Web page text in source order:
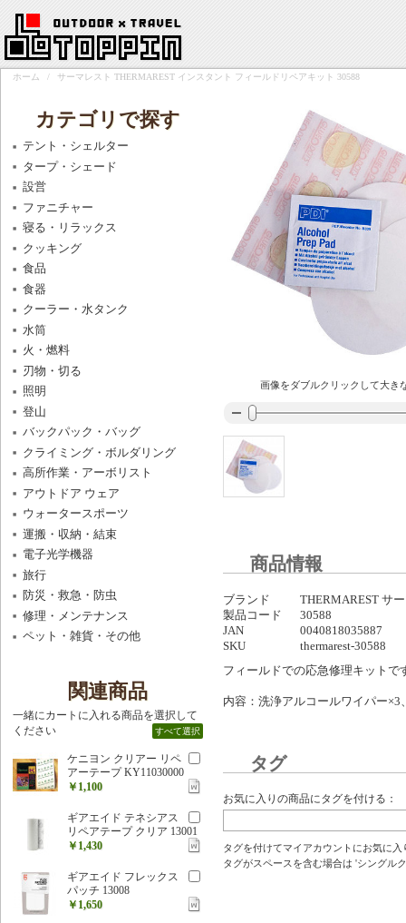
ホーム / サーマレスト THERMAREST インスタント フィールドリペアキット 30588
画像をダブルクリックして大き
商品情報
ブランド
THERMAREST サ
製品コード
30588
JAN
0040818035887
SKU
thermarest-30588
フィールドでの応急修理キットで
内容：洗浄アルコールワイパー
タグ
お気に入りの商品にタグを付ける：
タグを付けてマイアカウントにお気に
タグがスペースを含む場合は 'シングル
カテゴリで探す
テント・シェルター
タープ・シェード
設営
ファニチャー
寝る・リラックス
クッキング
食品
食器
クーラー・水タンク
水筒
火・燃料
刃物・切る
照明
登山
バックパック・バッグ
クライミング・ボルダリング
高所作業・アーボリスト
アウトドア ウェア
ウォータースポーツ
運搬・収納・結束
電子光学機器
旅行
防災・救急・防虫
修理・メンテナンス
ペット・雑貨・その他
関連商品
一緒にカートに入れる商品を選択して
ください
すべて選択
ケニヨン クリアー リペ
アーテープ KY11030000
￥1,100
ギアエイド テネシアス
リペアテープ クリア 13001
￥1,430
ギアエイド フレックス
パッチ 13008
￥1,650